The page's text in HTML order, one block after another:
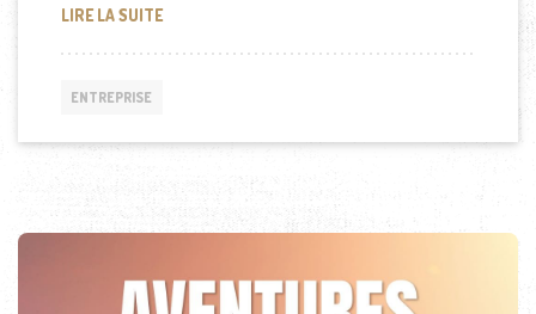
LIRE LA SUITEIMPORTATIONS ALGÉRIENNES DE BLÉS
ENTREPRISE